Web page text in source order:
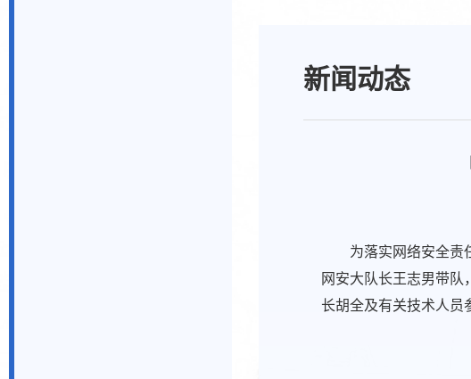
新闻动态
为落实网络安全责
网安大队长王志男带
长胡全及有关技术人员